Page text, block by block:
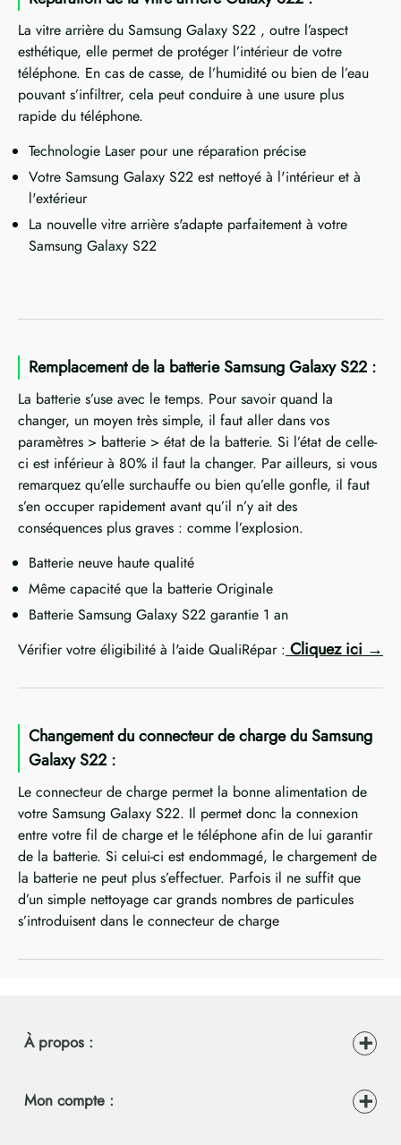
La vitre arrière du Samsung Galaxy S22 , outre l’aspect
esthétique, elle permet de protéger l’intérieur de votre
téléphone. En cas de casse, de l’humidité ou bien de l’eau
pouvant s’infiltrer, cela peut conduire à une usure plus
rapide du téléphone.
Technologie Laser pour une réparation précise
Votre Samsung Galaxy S22 est nettoyé à l'intérieur et à
l'extérieur
La nouvelle vitre arrière s'adapte parfaitement à votre
Samsung Galaxy S22
Remplacement de la batterie Samsung Galaxy S22 :
La batterie s’use avec le temps. Pour savoir quand la
changer, un moyen très simple, il faut aller dans vos
paramètres > batterie > état de la batterie. Si l’état de celle-
ci est inférieur à 80% il faut la changer. Par ailleurs, si vous
remarquez qu’elle surchauffe ou bien qu’elle gonfle, il faut
s’en occuper rapidement avant qu’il n’y ait des
conséquences plus graves : comme l’explosion.
Batterie neuve haute qualité
Même capacité que la batterie Originale
Batterie Samsung Galaxy S22 garantie 1 an
Vérifier votre éligibilité à l'aide QualiRépar : Cliquez ici
Changement du connecteur de charge du Samsung
Galaxy S22 :
Le connecteur de charge permet la bonne alimentation de
votre Samsung Galaxy S22. Il permet donc la connexion
entre votre fil de charge et le téléphone afin de lui garantir
de la batterie. Si celui-ci est endommagé, le chargement de
la batterie ne peut plus s’effectuer. Parfois il ne suffit que
d’un simple nettoyage car grands nombres de particules
s’introduisent dans le connecteur de charge
À propos :
Mon compte :